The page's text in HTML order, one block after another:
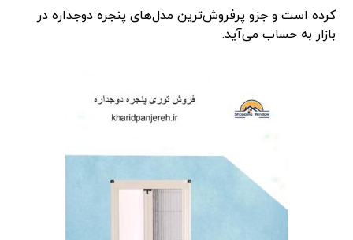
کرده است و جزو پرفروش‌ترین مدل‌های پنجره دوجداره در
بازار به حساب می‌آید.